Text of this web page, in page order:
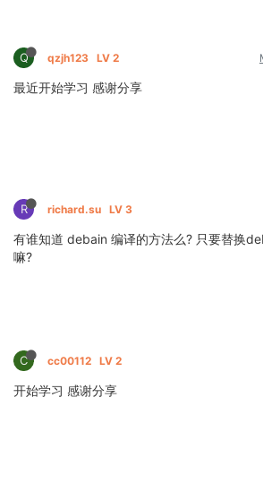
Q qzjh123 LV 2
最近开始学习 感谢分享
R richard.su LV 3
有谁知道 debain 编译的方法么? 只要替换
嘛?
C cc00112 LV 2
开始学习 感谢分享